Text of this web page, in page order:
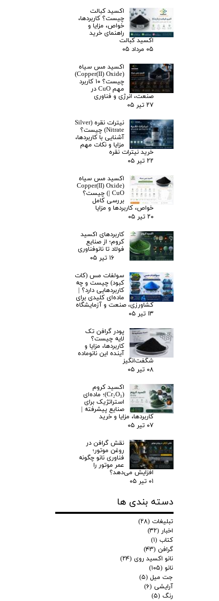
اکسید کبالت
چیست؟ کاربردها،
خواص، مزایا و
راهنمای خرید
اکسید کبالت
۰۵ مرداد ۰۵
اکسید مس سیاه
(Copper(II) Oxide)
چیست؟ ۱۰ کاربرد
مهم CuO در
صنعت، انرژی و فناوری
۲۷ تیر ۰۵
نیترات نقره (Silver
Nitrate) چیست؟
آشنایی با کاربردها،
مزایا و نکات مهم
خرید نیترات نقره
۲۲ تیر ۰۵
اکسید مس سیاه
(Copper(II) Oxide
| CuO) چیست؟
بررسی کامل
خواص، کاربردها و مزایا
۲۰ تیر ۰۵
کاربردهای اکسید
کروم؛ از صنایع
فولاد تا نانوفناوری
۱۶ تیر ۰۵
سولفات مس (کات
کبود) چیست و چه
کاربردهایی دارد؟ |
ماده‌ای کلیدی برای
کشاورزی، صنعت و آزمایشگاه
۱۳ تیر ۰۵
پودر گرافن تک
لایه چیست؟
کاربردها، مزایا و
آینده این نانوماده
شگفت‌انگیز
۰۸ تیر ۰۵
اکسید کروم
(Cr₂O₃)؛ ماده‌ای
استراتژیک برای
صنایع پیشرفته |
کاربردها، مزایا و خرید
۰۷ تیر ۰۵
نقش گرافن در
روغن موتور؛
فناوری نانو چگونه
عمر موتور را
افزایش می‌دهد؟
۰۱ تیر ۰۵
دسته بندی ها
تبلیغات (۲۸)
اخبار (۳۲)
کتاب (۱)
گرافن (۴۳)
نانو اکسید روی (۲۴)
نانو (۱۰۵)
جت میل (۵)
آرایشی (۶)
رنگ (۵)